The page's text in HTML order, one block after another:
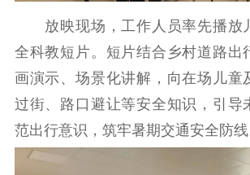
紫金文化艺术节
品牌活动
精神文明
文明创建 文明实践
先进典型
放映现场，工作人员率先播放
全科教短片。短片结合乡村道路出
画演示、场景化讲解，向在场儿童
过街、路口避让等安全知识，引导
范出行意识，筑牢暑期交通安全防线